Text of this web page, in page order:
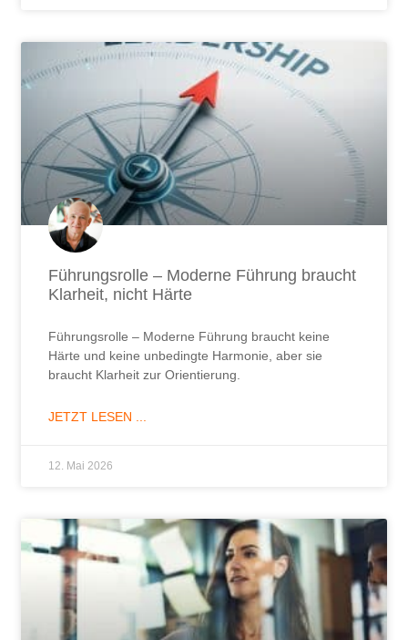
Führungsrolle – Moderne Führung braucht
Klarheit, nicht Härte
Führungsrolle – Moderne Führung braucht keine
Härte und keine unbedingte Harmonie, aber sie
braucht Klarheit zur Orientierung.
JETZT LESEN ...
12. Mai 2026